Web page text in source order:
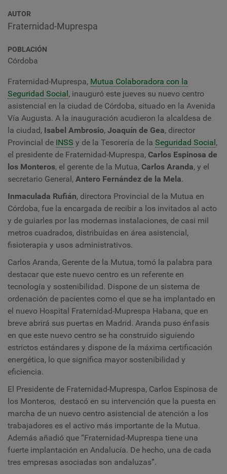
AUTOR
Fraternidad-Muprespa
POBLACIÓN
Córdoba
Fraternidad-Muprespa, Mutua Colaboradora con la
Seguridad Social, inauguró este jueves su nuevo centro
asistencial en la ciudad de Córdoba, situado en la Avenida
Vía Augusta. A la inauguración acudieron la alcaldesa de
la ciudad, Isabel Ambrosio, Joaquín de Gea, director
Provincial de INSS y de la Tesorería de la Seguridad Social,
el presidente de Fraternidad-Muprespa, Carlos Espinosa de
los Monteros, el gerente de la Mutua, Carlos Aranda, y el
secretario General, Antero Fernández de la Mela.
Inmaculada Rufián, directora Provincial de la Mutua en
Córdoba, fue la encargada de recibir a los invitados al acto
y de guiarles por las modernas instalaciones, de casi mil
metros cuadrados, distribuidas en área asistencial,
fisioterapia y usos administrativos.
Carlos Aranda, Gerente de la Mutua, tomó la palabra para
destacar que este nuevo centro es un referente en
tecnología y sostenibilidad. Dispone de un sistema de
ordenación de pacientes como el que se ha implantado en
el nuevo Hospital Fraternidad-Muprespa Habana, que en
breve abrirá sus puertas en Madrid. Aranda puso énfasis
en que este nuevo centro se ha construido siguiendo
estrictos estándares y dispone de la máxima certificación
energética, lo que significa mayor sostenibilidad y
eficiencia.
El Presidente de Fraternidad-Muprespa, Carlos Espinosa de
los Monteros, destacó en su intervención que la puesta en
marcha de un nuevo centro asistencial de atención a los
trabajadores es el activo más importante de la Mutua.
Además añadió que “Fraternidad-Muprespa tiene una
fuerte implantación en Andalucía. De hecho, una de cada
tres empresas asociadas son andaluzas”.